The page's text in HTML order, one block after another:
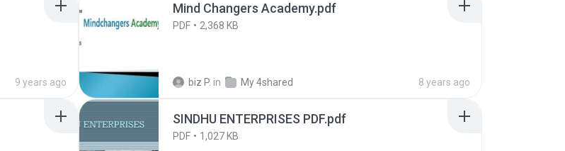
9 years ago
Mind Changers Academy.pdf
PDF 2,368 KB
biz P. in My 4shared 8 years ago
SINDHU ENTERPRISES PDF.pdf
PDF 1,027 KB